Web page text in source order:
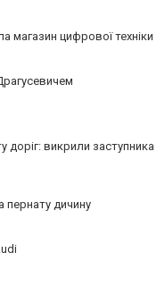
магазин цифрової техніки
доріг: викрили заступника
дичину